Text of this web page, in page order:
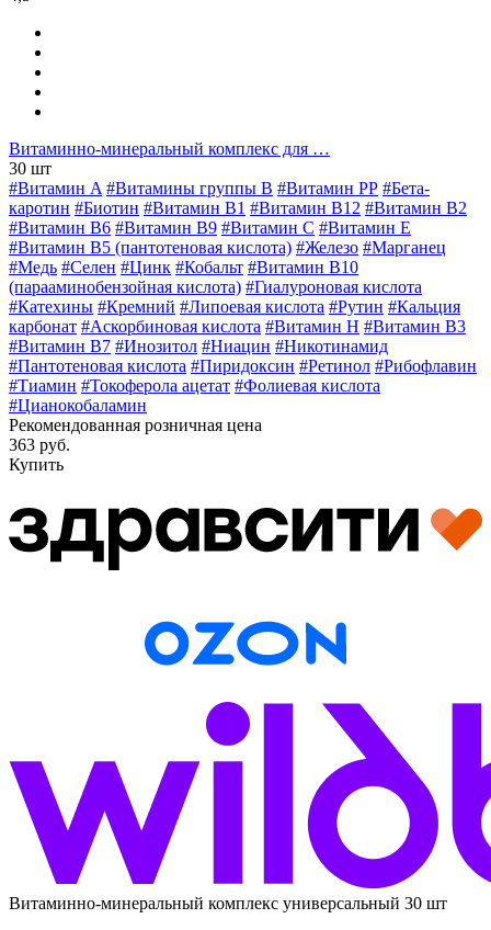
Витаминно-минеральный комплекс для …
30 шт
#Витамин A #Витамины группы В #Витамин РР #Бета-
каротин #Биотин #Витамин B1 #Витамин B12 #Витамин B2
#Витамин B6 #Витамин B9 #Витамин C #Витамин E
#Витамин В5 (пантотеновая кислота) #Железо #Марганец
#Медь #Селен #Цинк #Кобальт #Витамин В10
(парааминобензойная кислота) #Гиалуроновая кислота
#Катехины #Кремний #Липоевая кислота #Рутин #Кальция
карбонат #Аскорбиновая кислота #Витамин H #Витамин В3
#Витамин В7 #Инозитол #Ниацин #Никотинамид
#Пантотеновая кислота #Пиридоксин #Ретинол #Рибофлавин
#Тиамин #Токоферола ацетат #Фолиевая кислота
#Цианокобаламин
Рекомендованная розничная цена
363 руб.
Купить
Витаминно-минеральный комплекс универсальный 30 шт